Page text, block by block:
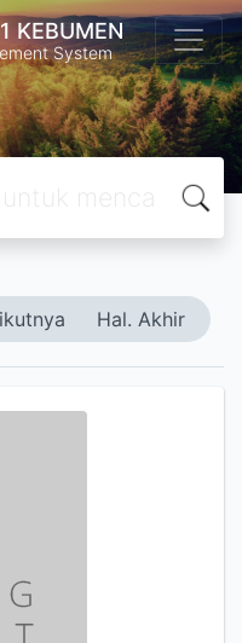
KEBUMEN
System
Hal. Akhir